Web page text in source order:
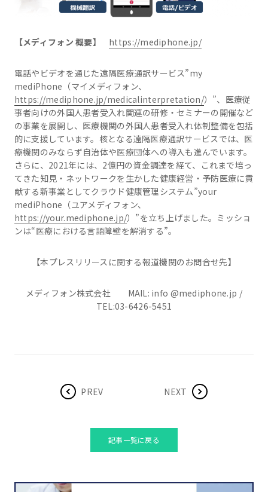
【メディフォン 概要】 https://mediphone.jp/
電話やビデオを通じた遠隔医療通訳サービス”my
mediPhone（マイメディフォン、
https://mediphone.jp/medicalinterpretation/）”、医療従
事者向けの外国人患者受入れ関連の研修・セミナーの開催など
の事業を展開し、医療機関の外国人患者受入れ体制整備を包括
的に支援しています。核となる遠隔医療通訳サービスでは、医
療機関のみならず自治体や医療団体への導入も進んでいます。
さらに、2021年には、2億円の資金調達を経て、これまで培っ
てきた知見・ネットワークを生かした健康経営・予防医療に貢
献する新事業としてクラウド健康管理システム”your
mediPhone（ユアメディフォン、
https://your.mediphone.jp/）”を立ち上げました。ミッショ
ンは“医療における言語障壁を解消する”。
【本プレスリリースに関する報道機関のお問合せ先】
メディフォン株式会社 MAIL: info @mediphone.jp /
TEL:03-6426-5451
PREV NEXT
記事一覧に戻る